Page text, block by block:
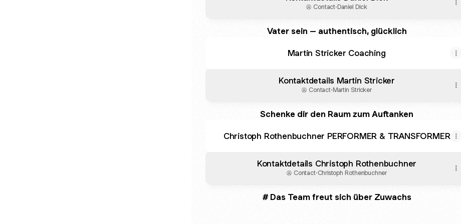
Contact·Daniel Dick
Vater sein – authentisch, glücklich
Martin Stricker Coaching
Kontaktdetails Martin Stricker
Contact·Martin Stricker
Schenke dir den Raum zum Auftanken
Christoph Rothenbuchner PERFORMER & TRANSFORMER
Kontaktdetails Christoph Rothenbuchner
Contact·Christoph Rothenbuchner
# Das Team freut sich über Zuwachs